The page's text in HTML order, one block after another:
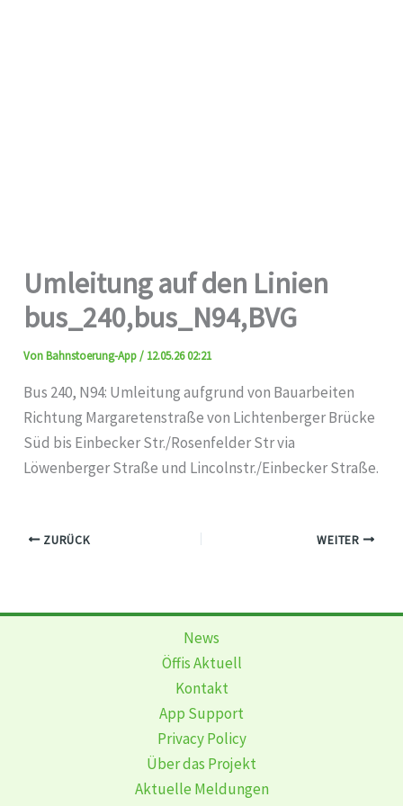
Umleitung auf den Linien
bus_240,bus_N94,BVG
VonBahnstoerung-App/ 12.05.26 02:21
Bus 240, N94: Umleitung aufgrund von Bauarbeiten
Richtung Margaretenstraße von Lichtenberger Brücke
Süd bis Einbecker Str./Rosenfelder Str via
Löwenberger Straße und Lincolnstr./Einbecker Straße.
ZURÜCK WEITER
News
Öffis Aktuell
Kontakt
App Support
Privacy Policy
Über das Projekt
Aktuelle Meldungen